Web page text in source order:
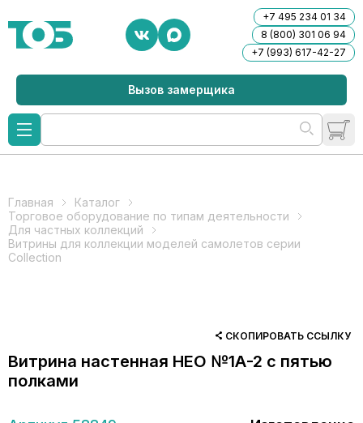
+7 495 234 01 34
8 (800) 301 06 94
+7 (993) 617-42-27
Вызов замерщика
Главная
Каталог
Торговое оборудование по типам деятельности
Для частных коллекций
Витрины для коллекции моделей самолетов серии
Collection
СКОПИРОВАТЬ ССЫЛКУ
Витрина настенная НЕО №1А-2 с пятью
полками